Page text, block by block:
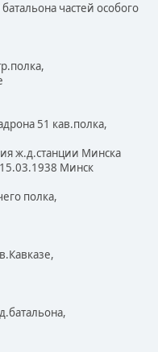
частей особого
51 кав.полка,
ж.д.станции Минска
Минск
полка,